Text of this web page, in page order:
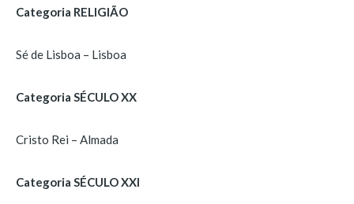
Categoria RELIGIÃO
Sé de Lisboa – Lisboa
Categoria SÉCULO XX
Cristo Rei – Almada
Categoria SÉCULO XXI